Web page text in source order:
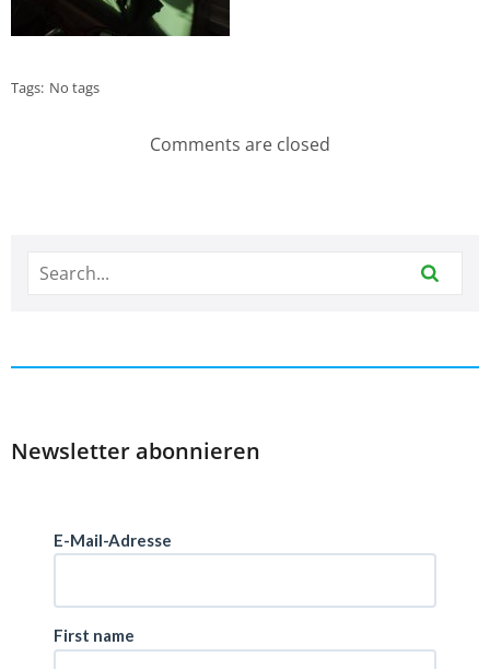
Tags: No tags
Comments are closed
Newsletter abonnieren